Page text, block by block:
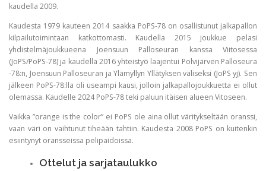
kaudella 2009.
Kaudesta 1979 kauteen 2014 saakka PoPS-78 on osallistunut jalkapallon
kilpailutoimintaan katkottomasti. Kaudella 2015 joukkue pelasi
yhdistelmäjoukkueena Joensuun Palloseuran kanssa Viitosessa
(JoPS/PoPS-78) ja kaudella 2016 yhteistyö laajentui Polvijärven Palloseura
-78:n, Joensuun Palloseuran ja Ylämyllyn Yllätyksen väliseksi (JoPS yj). Sen
jälkeen PoPS-78:lla oli useampi kausi, jolloin jalkapallojoukkuetta ei ollut
olemassa. Kaudelle 2024 PoPS-78 teki paluun itäisen alueen Vitoseen.
Vaikka ”orange is the color” ei PoPS ole aina ollut väritykseltään oranssi,
vaan väri on vaihtunut tiheään tahtiin. Kaudesta 2008 PoPS on kuitenkin
esiintynyt oransseissa pelipaidoissa.
Ottelut ja sarjataulukko